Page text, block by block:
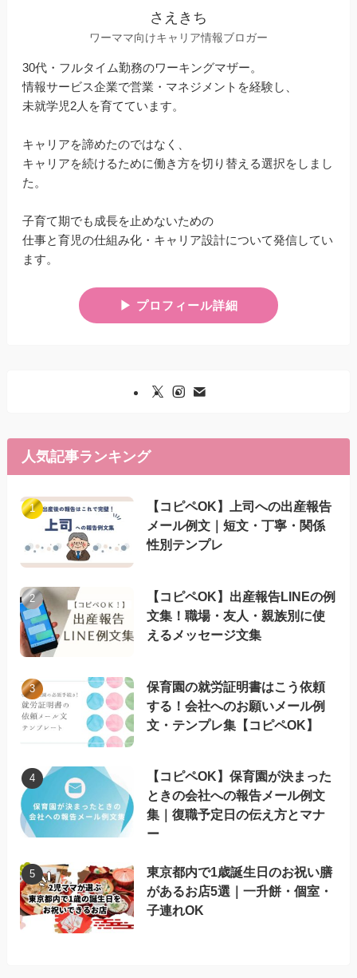
さえきち
ワーママ向けキャリア情報ブロガー
30代・フルタイム勤務のワーキングマザー。
情報サービス企業で営業・マネジメントを経験し、
未就学児2人を育てています。
キャリアを諦めたのではなく、
キャリアを続けるために働き方を切り替える選択をしまし
た。
子育て期でも成長を止めないための
仕事と育児の仕組み化・キャリア設計について発信してい
ます。
▶︎ プロフィール詳細
人気記事ランキング
【コピペOK】上司への出産報告
メール例文｜短文・丁寧・関係
性別テンプレ
【コピペOK】出産報告LINEの例
文集！職場・友人・親族別に使
えるメッセージ文集
保育園の就労証明書はこう依頼
する！会社へのお願いメール例
文・テンプレ集【コピペOK】
【コピペOK】保育園が決まった
ときの会社への報告メール例文
集｜復職予定日の伝え方とマナ
ー
東京都内で1歳誕生日のお祝い膳
があるお店5選｜一升餅・個室・
子連れOK